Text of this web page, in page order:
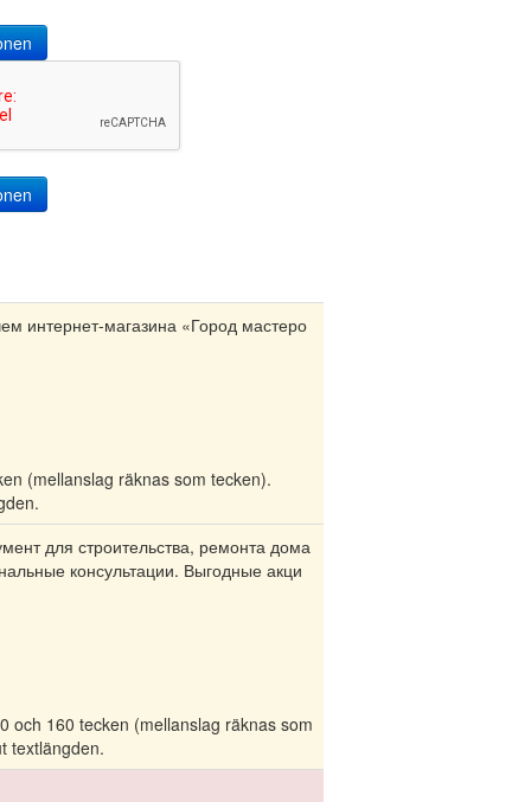
интернет-магазина «Город мастеро
(mellanslag räknas som tecken).
для строительства, ремонта дома
консультации. Выгодные акци
och 160 tecken (mellanslag räknas som
textlängden.